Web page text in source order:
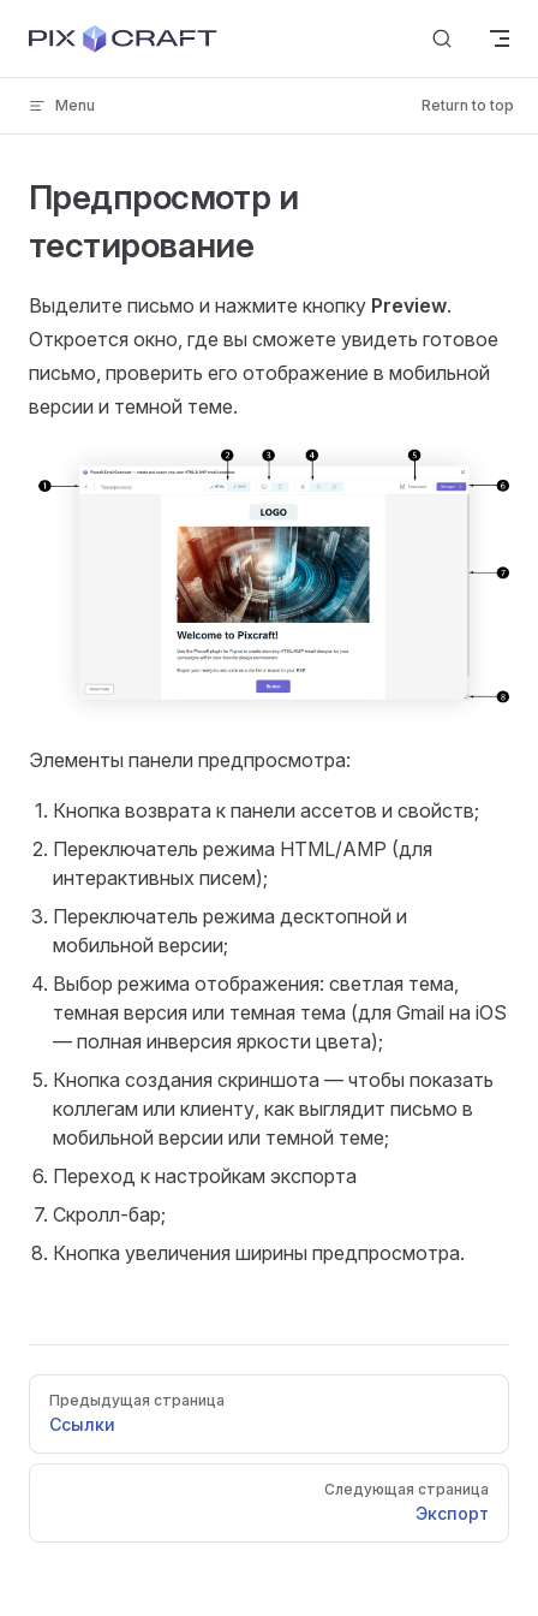
Skip to content
Menu Return to top
Предпросмотр и
тестирование
Выделите письмо и нажмите кнопку Preview.
Откроется окно, где вы сможете увидеть готовое
письмо, проверить его отображение в мобильной
версии и темной теме.
Элементы панели предпросмотра:
Кнопка возврата к панели ассетов и свойств;
Переключатель режима HTML/AMP (для
интерактивных писем);
Переключатель режима десктопной и
мобильной версии;
Выбор режима отображения: светлая тема,
темная версия или темная тема (для Gmail на iOS
— полная инверсия яркости цвета);
Кнопка создания скриншота — чтобы показать
коллегам или клиенту, как выглядит письмо в
мобильной версии или темной теме;
Переход к настройкам экспорта
Скролл-бар;
Кнопка увеличения ширины предпросмотра.
PagerПредыдущая страница
Ссылки
Следующая страница
Экспорт